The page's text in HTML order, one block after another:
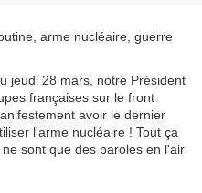
jeudi 28 mars, notre Président
françaises sur le front
avoir le dernier
l'arme nucléaire ! Tout ça
sont que des paroles en l'air